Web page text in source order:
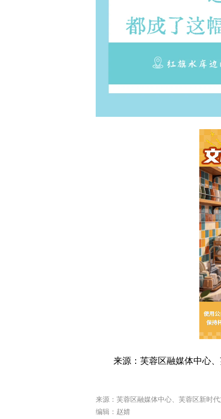
来源：芙蓉区融媒体中心
来源：芙蓉区融媒体中心、芙蓉区新时
编辑：赵婧